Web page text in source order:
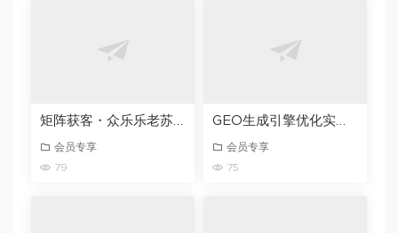
矩阵获客・众乐乐老苏・6月26-28号线下课，14小时录音+字幕+课件资料，完整保姆级矩阵实操手法与案例拆解，全程干货
会员专享
79
GEO生成引擎优化实战课，从入门到精通，破解AI时代的流量与品牌密码
会员专享
75